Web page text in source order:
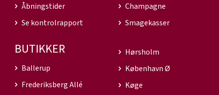
Åbningstider
Se kontrolrapport
Champagne
Smagekasser
BUTIKKER
Ballerup
Frederiksberg Allé
Hørsholm
København Ø
Køge